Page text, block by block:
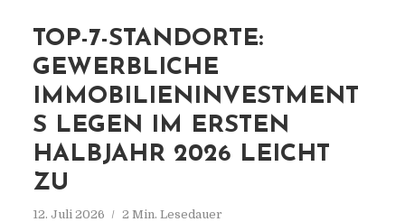
TOP-7-STANDORTE:
GEWERBLICHE
IMMOBILIENINVESTMENT
S LEGEN IM ERSTEN
HALBJAHR 2026 LEICHT
ZU
12. Juli 2026 2 Min. Lesedauer